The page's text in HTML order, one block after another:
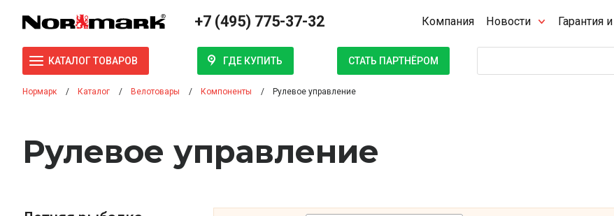
+7 (495) 775-37-32 Компания Новости Гарантия
КАТАЛОГ ТОВАРОВ ГДЕ КУПИТЬ СТАТЬ ПАРТНЁРОМ
Нормарк Каталог Велотовары Компоненты Рулевое управление
Рулевое управление